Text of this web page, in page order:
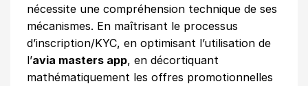
nécessite une compréhension technique de ses
mécanismes. En maîtrisant le processus
d’inscription/KYC, en optimisant l’utilisation de
l’avia masters app, en décortiquant
mathématiquement les offres promotionnelles